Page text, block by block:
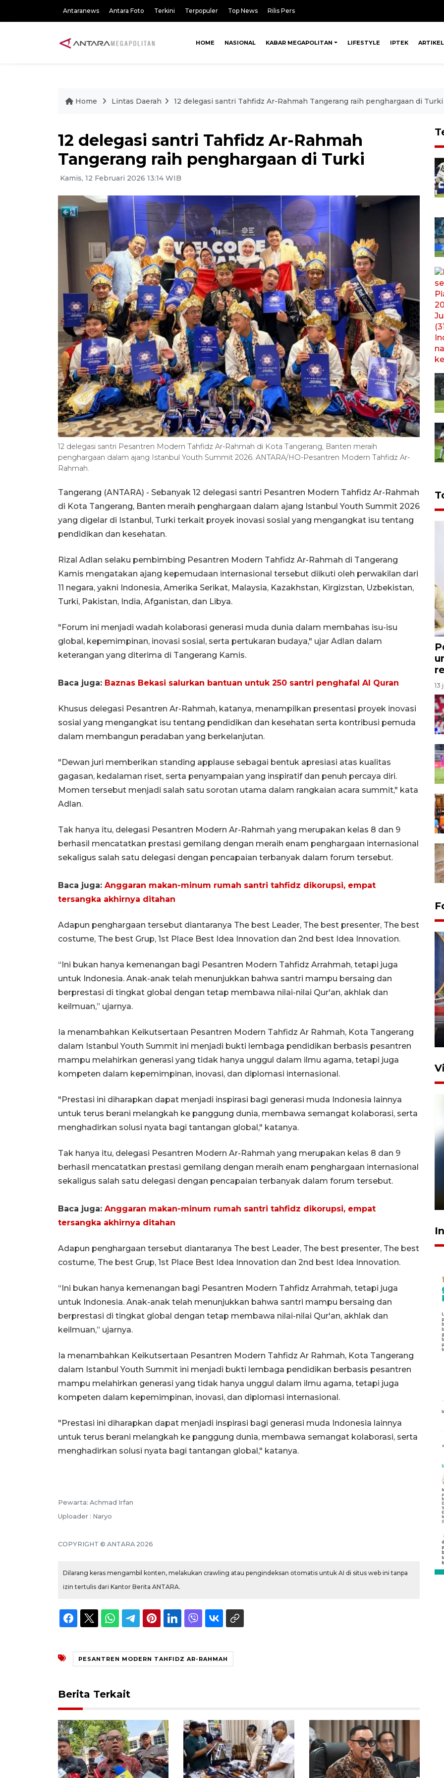
Antaranews Antara Foto Terkini Terpopuler Top News Rilis Pers
HOME NASIONAL KABAR MEGAPOLITAN LIFESTYLE IPTEK ARTIKEL
Home Lintas Daerah 12 delegasi santri Tahfidz Ar-Rahmah Tangerang raih penghargaan di Turki
12 delegasi santri Tahfidz Ar-Rahmah
Tangerang raih penghargaan di Turki
Kamis, 12 Februari 2026 13:14 WIB
12 delegasi santri Pesantren Modern Tahfidz Ar-Rahmah di Kota Tangerang, Banten meraih
penghargaan dalam ajang Istanbul Youth Summit 2026. ANTARA/HO-Pesantren Modern Tahfidz Ar-
Rahmah.
Tangerang (ANTARA) - Sebanyak 12 delegasi santri Pesantren Modern Tahfidz Ar-Rahmah
di Kota Tangerang, Banten meraih penghargaan dalam ajang Istanbul Youth Summit 2026
yang digelar di Istanbul, Turki terkait proyek inovasi sosial yang mengangkat isu tentang
pendidikan dan kesehatan.
Rizal Adlan selaku pembimbing Pesantren Modern Tahfidz Ar-Rahmah di Tangerang
Kamis mengatakan ajang kepemudaan internasional tersebut diikuti oleh perwakilan dari
11 negara, yakni Indonesia, Amerika Serikat, Malaysia, Kazakhstan, Kirgizstan, Uzbekistan,
Turki, Pakistan, India, Afganistan, dan Libya.
"Forum ini menjadi wadah kolaborasi generasi muda dunia dalam membahas isu-isu
global, kepemimpinan, inovasi sosial, serta pertukaran budaya," ujar Adlan dalam
keterangan yang diterima di Tangerang Kamis.
Baca juga: Baznas Bekasi salurkan bantuan untuk 250 santri penghafal Al Quran
Khusus delegasi Pesantren Ar-Rahmah, katanya, menampilkan presentasi proyek inovasi
sosial yang mengangkat isu tentang pendidikan dan kesehatan serta kontribusi pemuda
dalam membangun peradaban yang berkelanjutan.
"Dewan juri memberikan standing applause sebagai bentuk apresiasi atas kualitas
gagasan, kedalaman riset, serta penyampaian yang inspiratif dan penuh percaya diri.
Momen tersebut menjadi salah satu sorotan utama dalam rangkaian acara summit," kata
Adlan.
Tak hanya itu, delegasi Pesantren Modern Ar-Rahmah yang merupakan kelas 8 dan 9
berhasil mencatatkan prestasi gemilang dengan meraih enam penghargaan internasional
sekaligus salah satu delegasi dengan pencapaian terbanyak dalam forum tersebut.
Baca juga: Anggaran makan-minum rumah santri tahfidz dikorupsi, empat
tersangka akhirnya ditahan
Adapun penghargaan tersebut diantaranya The best Leader, The best presenter, The best
costume, The best Grup, 1st Place Best Idea Innovation dan 2nd best Idea Innovation.
“Ini bukan hanya kemenangan bagi Pesantren Modern Tahfidz Arrahmah, tetapi juga
untuk Indonesia. Anak-anak telah menunjukkan bahwa santri mampu bersaing dan
berprestasi di tingkat global dengan tetap membawa nilai-nilai Qur'an, akhlak dan
keilmuan,” ujarnya.
Ia menambahkan Keikutsertaan Pesantren Modern Tahfidz Ar Rahmah, Kota Tangerang
dalam Istanbul Youth Summit ini menjadi bukti lembaga pendidikan berbasis pesantren
mampu melahirkan generasi yang tidak hanya unggul dalam ilmu agama, tetapi juga
kompeten dalam kepemimpinan, inovasi, dan diplomasi internasional.
"Prestasi ini diharapkan dapat menjadi inspirasi bagi generasi muda Indonesia lainnya
untuk terus berani melangkah ke panggung dunia, membawa semangat kolaborasi, serta
menghadirkan solusi nyata bagi tantangan global," katanya.
Tak hanya itu, delegasi Pesantren Modern Ar-Rahmah yang merupakan kelas 8 dan 9
berhasil mencatatkan prestasi gemilang dengan meraih enam penghargaan internasional
sekaligus salah satu delegasi dengan pencapaian terbanyak dalam forum tersebut.
Baca juga: Anggaran makan-minum rumah santri tahfidz dikorupsi, empat
tersangka akhirnya ditahan
Adapun penghargaan tersebut diantaranya The best Leader, The best presenter, The best
costume, The best Grup, 1st Place Best Idea Innovation dan 2nd best Idea Innovation.
“Ini bukan hanya kemenangan bagi Pesantren Modern Tahfidz Arrahmah, tetapi juga
untuk Indonesia. Anak-anak telah menunjukkan bahwa santri mampu bersaing dan
berprestasi di tingkat global dengan tetap membawa nilai-nilai Qur'an, akhlak dan
keilmuan,” ujarnya.
Ia menambahkan Keikutsertaan Pesantren Modern Tahfidz Ar Rahmah, Kota Tangerang
dalam Istanbul Youth Summit ini menjadi bukti lembaga pendidikan berbasis pesantren
mampu melahirkan generasi yang tidak hanya unggul dalam ilmu agama, tetapi juga
kompeten dalam kepemimpinan, inovasi, dan diplomasi internasional.
"Prestasi ini diharapkan dapat menjadi inspirasi bagi generasi muda Indonesia lainnya
untuk terus berani melangkah ke panggung dunia, membawa semangat kolaborasi, serta
menghadirkan solusi nyata bagi tantangan global," katanya.
Pewarta: Achmad Irfan
Uploader : Naryo
COPYRIGHT © ANTARA 2026
Dilarang keras mengambil konten, melakukan crawling atau pengindeksan otomatis untuk AI di situs web ini tanpa
izin tertulis dari Kantor Berita ANTARA.
PESANTREN MODERN TAHFIDZ AR-RAHMAH
Berita Terkait
13
Komisi V DPR tinjau
12 Juni 2026 18:49
Pelanggan Filaha Farm setia
sampai 8 tahan?